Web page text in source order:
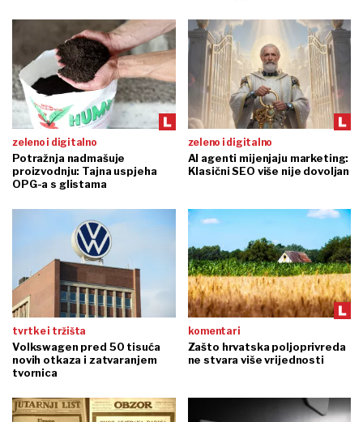
zeleno i digitalno
Potražnja nadmašuje
proizvodnju: Tajna uspjeha
OPG-a s glistama
zeleno i digitalno
AI agenti mijenjaju marketing:
Klasični SEO više nije dovoljan
tvrtke i tržišta
Volkswagen pred 50 tisuća
novih otkaza i zatvaranjem
tvornica
komentari
Zašto hrvatska poljoprivreda
ne stvara više vrijednosti